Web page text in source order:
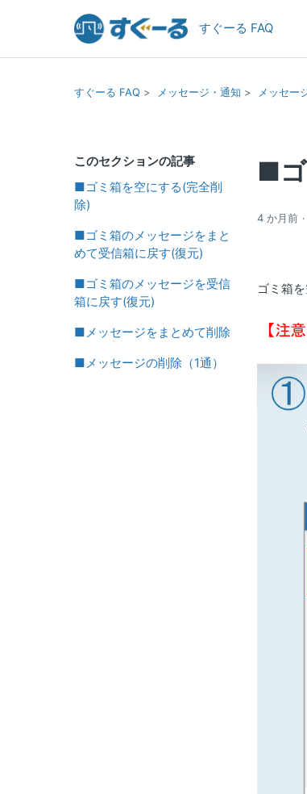
すぐーる FAQ
すぐーる FAQ メッセージ・通知 メッセー
このセクションの記事
■ゴミ箱を空にする(完全削
除)
■ゴミ箱のメッセージをまと
めて受信箱に戻す(復元)
■ゴミ箱のメッセージを受信
箱に戻す(復元)
■メッセージをまとめて削除
■メッセージの削除（1通）
■
4 か月前
ゴミ箱